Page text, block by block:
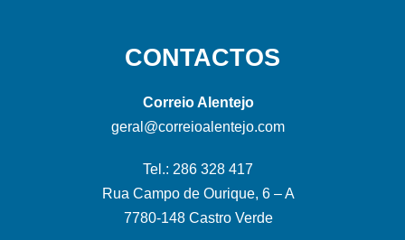
CONTACTOS
Correio Alentejo
geral@correioalentejo.com
Tel.: 286 328 417
Rua Campo de Ourique, 6 – A
7780-148 Castro Verde